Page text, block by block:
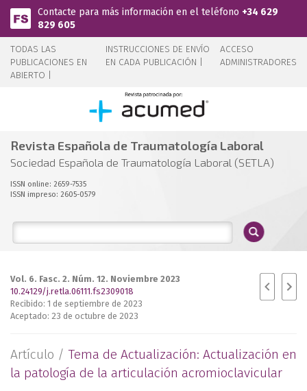
Pasar al contenido principal
Contacte para más información en el teléfono +34 629
829 605
TODAS LAS
PUBLICACIONES EN
ABIERTO |
INSTRUCCIONES DE ENVÍO
EN CADA PUBLICACIÓN |
ACCESO
ADMINISTRADORES
Revista Española de Traumatología Laboral
Sociedad Española de Traumatología Laboral (SETLA)
ISSN online: 2659-7535
ISSN impreso: 2605-0579
Vol. 6. Fasc. 2. Núm. 12. Noviembre 2023
10.24129/j.retla.06111.fs2309018
Recibido: 1 de septiembre de 2023
Aceptado: 23 de octubre de 2023
Artículo / Tema de Actualización: Actualización en
la patología de la articulación acromioclavicular